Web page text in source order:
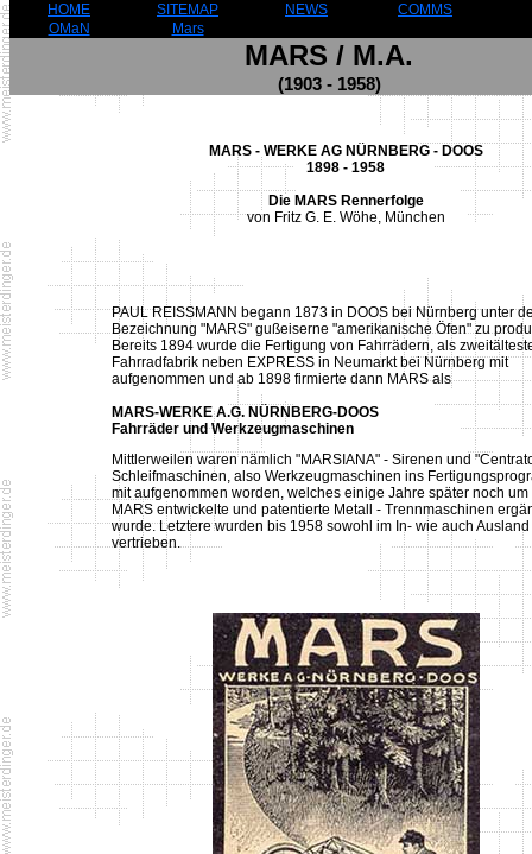
HOME SITEMAP NEWS
COMMS
OMaN
Mars
MARS / M.A.
(1903 - 1958)
MARS - WERKE AG NÜRNBERG - DOOS
1898 - 1958
Die MARS Rennerfolge
von Fritz G. E. Wöhe, München
PAUL REISSMANN begann 1873 in DOOS bei Nürnberg unter
Bezeichnung "MARS" gußeiserne "amerikanische Öfen" zu
Bereits 1894 wurde die Fertigung von Fahrrädern, als
Fahrradfabrik neben EXPRESS in Neumarkt bei Nürnberg mit
aufgenommen und ab 1898 firmierte dann MARS als
MARS-WERKE A.G. NÜRNBERG-DOOS
Fahrräder und Werkzeugmaschinen
Mittlerweilen waren nämlich "MARSIANA" - Sirenen und
Schleifmaschinen, also Werkzeugmaschinen ins
mit aufgenommen worden, welches einige Jahre später noch um
MARS entwickelte und patentierte Metall - Trennmaschinen
wurde. Letztere wurden bis 1958 sowohl im In- wie auch Ausland
vertrieben.